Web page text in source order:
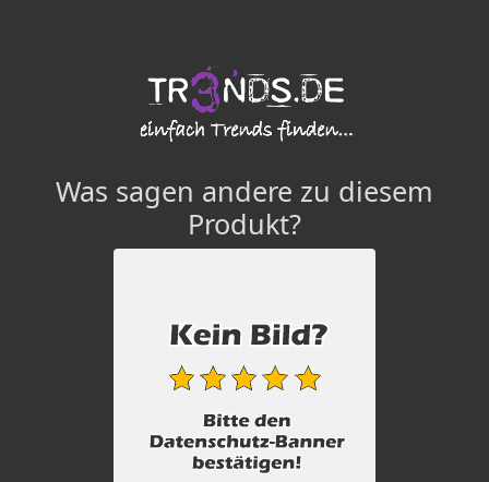
Was sagen andere zu diesem
Produkt?